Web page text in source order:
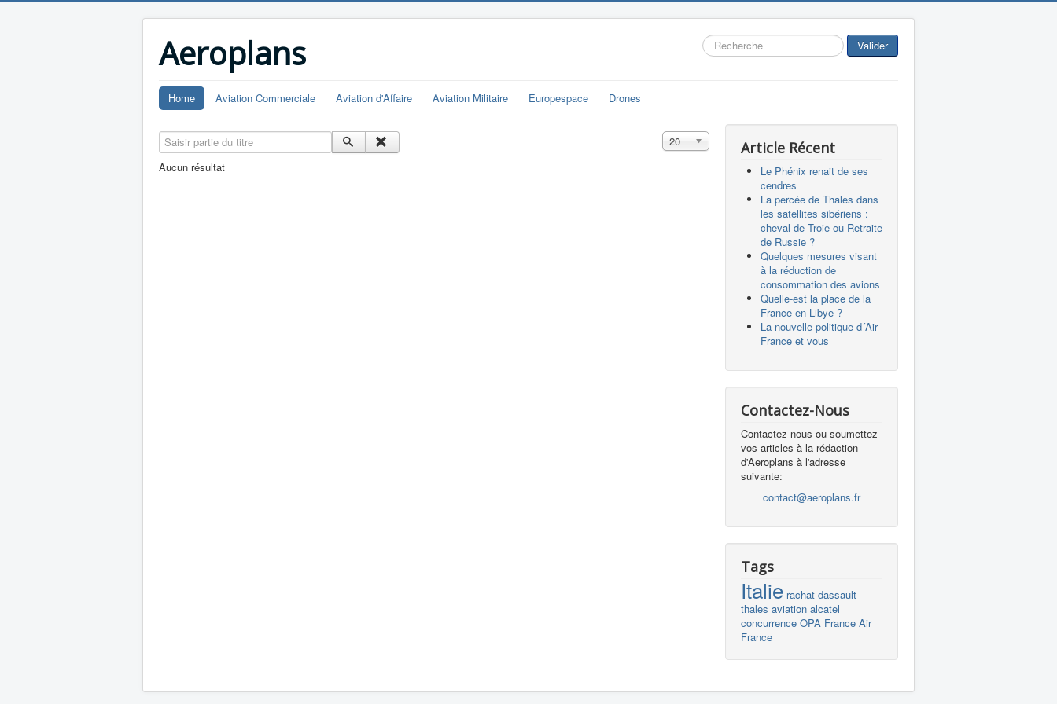
Aeroplans Rechercher Valider
Home Aviation Commerciale Aviation d'Affaire Aviation Militaire Europespace Drones
Saisir partie du titre Affichage #
20
Aucun résultat
Article Récent
Le Phénix renait de ses
cendres
La percée de Thales dans
les satellites sibériens :
cheval de Troie ou Retraite
de Russie ?
Quelques mesures visant
à la réduction de
consommation des avions
Quelle-est la place de la
France en Libye ?
La nouvelle politique d´Air
France et vous
Contactez-Nous
Contactez-nous ou soumettez
vos articles à la rédaction
d'Aeroplans à l'adresse
suivante:
contact@aeroplans.fr
Tags
Italie rachat dassault
thales aviation alcatel
concurrence OPA France Air
France